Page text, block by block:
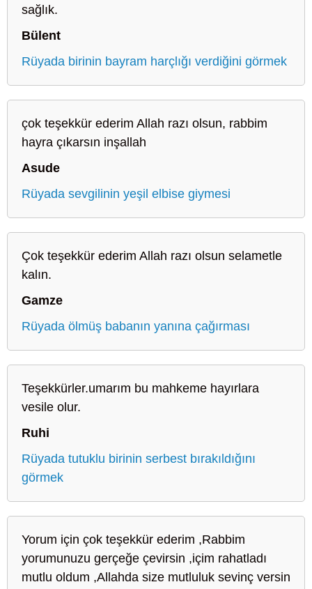
sağlık.
Bülent
Rüyada birinin bayram harçlığı verdiğini görmek
çok teşekkür ederim Allah razı olsun, rabbim
hayra çıkarsın inşallah
Asude
Rüyada sevgilinin yeşil elbise giymesi
Çok teşekkür ederim Allah razı olsun selametle
kalın.
Gamze
Rüyada ölmüş babanın yanına çağırması
Teşekkürler.umarım bu mahkeme hayırlara
vesile olur.
Ruhi
Rüyada tutuklu birinin serbest bırakıldığını
görmek
Yorum için çok teşekkür ederim ,Rabbim
yorumunuzu gerçeğe çevirsin ,içim rahatladı
mutlu oldum ,Allahda size mutluluk sevinç versin